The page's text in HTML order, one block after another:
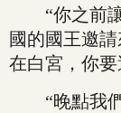
“你之前讓
國的國王邀
在白宮，你
“晚點我們